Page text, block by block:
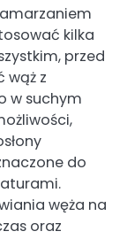
kilka
przed
wąż z
w suchym
do
węża na
oraz